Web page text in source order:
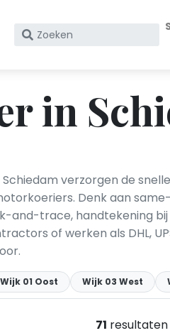
Zoek
KvK
nummer
in
Schiedam verzorgen de
Denk aan
and-trace, handtekening
of werken als DHL,
Wijk 01 Oost Wijk 03 West
71 resultaten